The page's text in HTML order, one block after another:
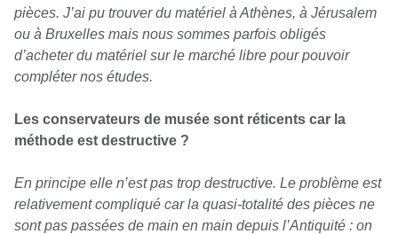
pièces. J’ai pu trouver du matériel à Athènes, à Jérusalem
ou à Bruxelles mais nous sommes parfois obligés
d’acheter du matériel sur le marché libre pour pouvoir
compléter nos études.
Les conservateurs de musée sont réticents car la
méthode est destructive ?
En principe elle n’est pas trop destructive. Le problème est
relativement compliqué car la quasi-totalité des pièces ne
sont pas passées de main en main depuis l’Antiquité : on